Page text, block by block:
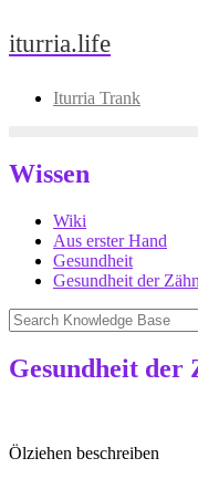
Skip
to
iturria.life
Iturria Trank
Wissen
Wiki
Aus erster Hand
Gesundheit
Gesundheit der
Gesundheit der
Ölziehen beschreiben